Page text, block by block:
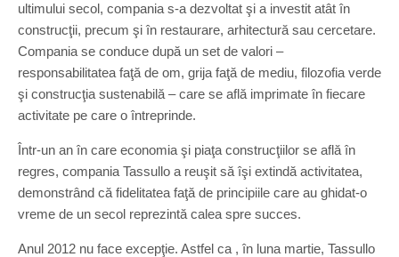
ultimului secol, compania s-a dezvoltat şi a investit atât în
construcţii, precum şi în restaurare, arhitectură sau cercetare.
Compania se conduce după un set de valori –
responsabilitatea faţă de om, grija faţă de mediu, filozofia verde
şi construcţia sustenabilă – care se află imprimate în fiecare
activitate pe care o întreprinde.
Într-un an în care economia şi piaţa construcţiilor se află în
regres, compania Tassullo a reuşit să îşi extindă activitatea,
demonstrând că fidelitatea faţă de principiile care au ghidat-o
vreme de un secol reprezintă calea spre succes.
Anul 2012 nu face excepţie. Astfel ca , în luna martie, Tassullo